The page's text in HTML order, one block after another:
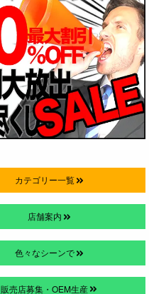
カテゴリー一覧
店舗案内
色々なシーンで
販売店募集・OEM生産